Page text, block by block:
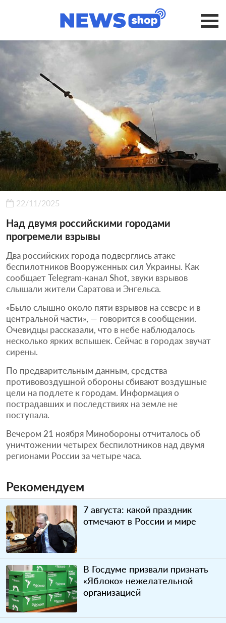
22/11/2025
Над двумя российскими городами
прогремели взрывы
Два российских города подверглись атаке
беспилотников Вооруженных сил Украины. Как
сообщает Telegram-канал Shot, звуки взрывов
слышали жители Саратова и Энгельса.
«Было слышно около пяти взрывов на севере и в
центральной части», — говорится в сообщении.
Очевидцы рассказали, что в небе наблюдалось
несколько ярких вспышек. Сейчас в городах звучат
сирены.
По предварительным данным, средства
противовоздушной обороны сбивают воздушные
цели на подлете к городам. Информация о
пострадавших и последствиях на земле не
поступала.
Вечером 21 ноября Минобороны отчиталось об
уничтожении четырех беспилотников над двумя
регионами России за четыре часа.
Рекомендуем
7 августа: какой праздник
отмечают в России и мире
В Госдуме призвали признать
«Яблоко» нежелательной
организацией